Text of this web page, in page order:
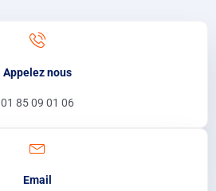
Appelez nous
01 85 09 01 06
Email